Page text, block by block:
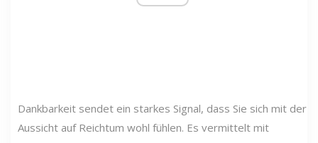
Dankbarkeit sendet ein starkes Signal, dass Sie sich mit der
Aussicht auf Reichtum wohl fühlen. Es vermittelt mit